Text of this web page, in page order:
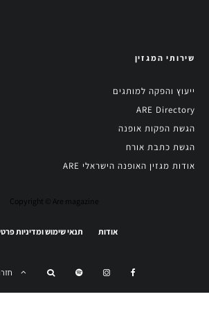
שירותי המגזין
ייעוץ והפקה למותגים
ARE Directory
הגשת הפקות אופנה
הגשת כתבת אורח
אודות מגזין האופנה הישראלי ARE
Copyright © Are magazine
אודות תנאי שימוש ומדיניות